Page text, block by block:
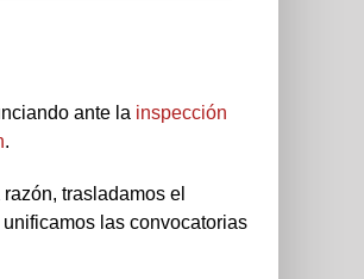
ante la inspección
.
trasladamos el
las convocatorias